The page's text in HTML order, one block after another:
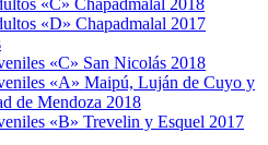
«D» Chapadmalal 2017
«C» San Nicolás 2018
«A» Maipú, Luján de Cuyo y
de Mendoza 2018
«B» Trevelin y Esquel 2017